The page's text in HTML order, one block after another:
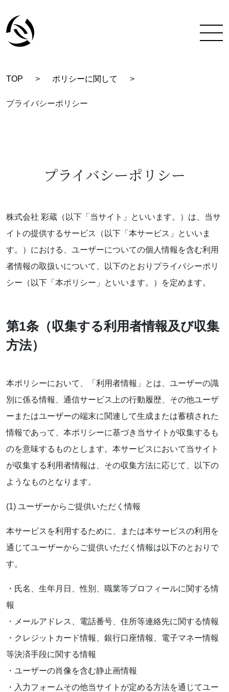
彩蔵について
スタッフ紹介
お知らせ
ブログ
お問い合わせはこちらから
着物・着付け教室についてなど
お気軽にお問い合わせください。
よくあるご質問
ポリシーに関して
TOP > ポリシーに関して >
プライバシーポリシー
プライバシーポリシー
株式会社 彩蔵（以下「当サイト」といいます。）は、当サ
イトの提供するサービス（以下「本サービス」といいま
す。）における、ユーザーについての個人情報を含む利用
者情報の取扱いについて、以下のとおりプライバシーポリ
シー（以下「本ポリシー」といいます。）を定めます。
第1条（収集する利用者情報及び収集
方法）
本ポリシーにおいて、「利用者情報」とは、ユーザーの識
別に係る情報、通信サービス上の行動履歴、その他ユーザ
ーまたはユーザーの端末に関連して生成または蓄積された
情報であって、本ポリシーに基づき当サイトが収集するも
のを意味するものとします。本サービスにおいて当サイト
が収集する利用者情報は、その収集方法に応じて、以下の
ようなものとなります。
(1) ユーザーからご提供いただく情報
本サービスを利用するために、または本サービスの利用を
通じてユーザーからご提供いただく情報は以下のとおりで
す。
・氏名、生年月日、性別、職業等プロフィールに関する情
報
・メールアドレス、電話番号、住所等連絡先に関する情報
・クレジットカード情報、銀行口座情報、電子マネー情報
等決済手段に関する情報
・ユーザーの肖像を含む静止画情報
・入力フォームその他当サイトが定める方法を通じてユー